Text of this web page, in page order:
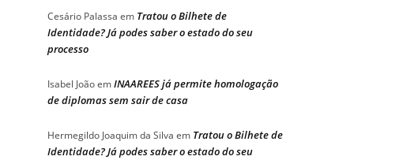
Cesário Palassa em Tratou o Bilhete de
Identidade? Já podes saber o estado do seu
processo
Isabel JoãoemINAAREES já permite homologação
de diplomas sem sair de casa
Hermegildo Joaquim da Silva em Tratou o Bilhete de
Identidade? Já podes saber o estado do seu